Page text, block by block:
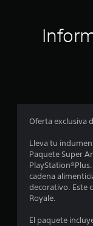
Oferta exclusiva
Lleva tu
Paquete Super
cadena
decorativo. Este
Royale.
El paquete